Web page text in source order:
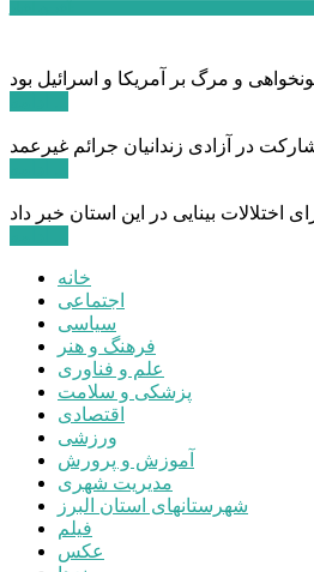
در آزادی زندانیان جرائم غیرعمد
خانه
اجتماعی
سیاسی
فرهنگ و هنر
علم و فناوری
پزشکی و سلامت
اقتصادی
ورزشی
آموزش و پرورش
مدیریت شهری
شهرستانهای استان البرز
فیلم
عکس